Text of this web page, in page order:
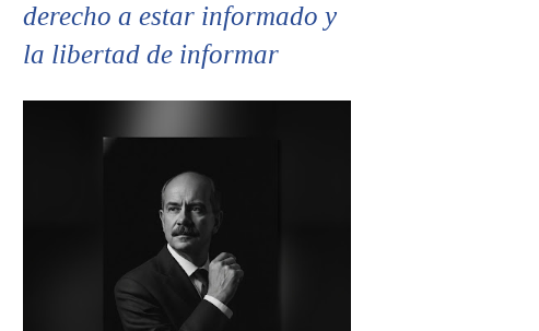
derecho a estar informado y
la libertad de informar